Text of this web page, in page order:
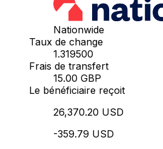
Nationwide
Taux de change
1.319500
Frais de transfert
15.00 GBP
Le bénéficiaire reçoit
26,370.20 USD
-359.79 USD